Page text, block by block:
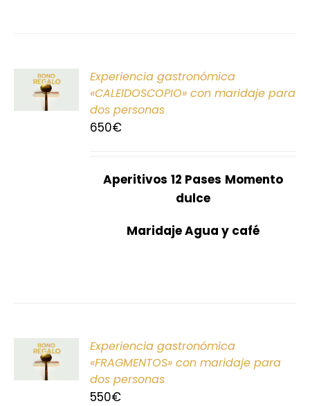
Experiencia gastronómica
«CALEIDOSCOPIO» con maridaje para
dos personas
650€
Aperitivos 12 Pases Momento
dulce
Maridaje Agua y café
Experiencia gastronómica
«FRAGMENTOS» con maridaje para
dos personas
550€